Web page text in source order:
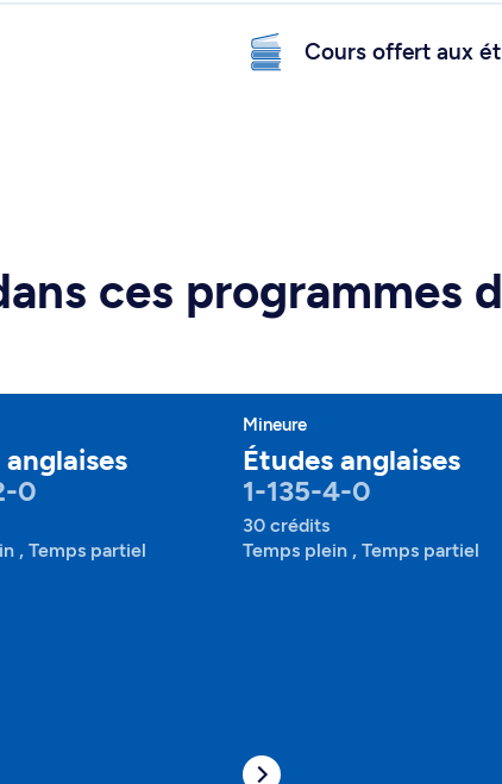
Cours offert aux
ces programmes
0
, Temps partiel
Mineure
Études anglaises
1-135-4-0
30 crédits
Temps plein , Temps partiel